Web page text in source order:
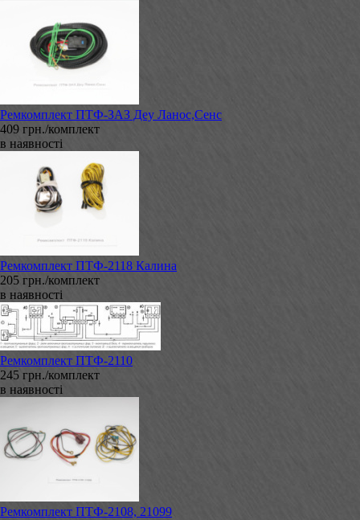
Ремкомплект ПТФ-ЗАЗ Деу Ланос,Сенс
409 грн./комплект
в наявності
Ремкомплект ПТФ-2118 Калина
205 грн./комплект
в наявності
Ремкомплект ПТФ-2110
245 грн./комплект
в наявності
Ремкомплект ПТФ-2108, 21099